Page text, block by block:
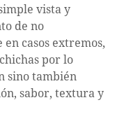
vista y
de no
casos extremos,
por lo
sino también
sabor, textura y